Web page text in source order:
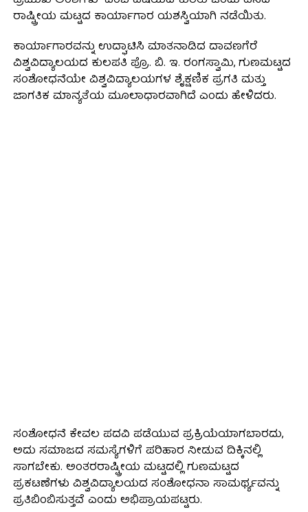
ರಾಷ್ಟ್ರೀಯ ಮಟ್ಟದ ಕಾರ್ಯಾಗಾರ ಯಶಸ್ವಿಯಾಗಿ ನಡೆಯಿತು.
ಕಾರ್ಯಾಗಾರವನ್ನು ಉದ್ಘಾಟಿಸಿ ಮಾತನಾಡಿದ ದಾವಣಗೆರೆ
ವಿಶ್ವವಿದ್ಯಾಲಯದ ಕುಲಪತಿ ಪ್ರೊ. ಬಿ. ಇ. ರಂಗಸ್ವಾಮಿ, ಗುಣಮಟ್ಟದ
ಸಂಶೋಧನೆಯೇ ವಿಶ್ವವಿದ್ಯಾಲಯಗಳ ಶೈಕ್ಷಣಿಕ ಪ್ರಗತಿ ಮತ್ತು
ಜಾಗತಿಕ ಮಾನ್ಯತೆಯ ಮೂಲಾಧಾರವಾಗಿದೆ ಎಂದು ಹೇಳಿದರು.
ಸಂಶೋಧನೆ ಕೇವಲ ಪದವಿ ಪಡೆಯುವ ಪ್ರಕ್ರಿಯೆಯಾಗಬಾರದು,
ಅದು ಸಮಾಜದ ಸಮಸ್ಯೆಗಳಿಗೆ ಪರಿಹಾರ ನೀಡುವ ದಿಕ್ಕಿನಲ್ಲಿ
ಸಾಗಬೇಕು. ಅಂತರರಾಷ್ಟ್ರೀಯ ಮಟ್ಟದಲ್ಲಿ ಗುಣಮಟ್ಟದ
ಪ್ರಕಟಣೆಗಳು ವಿಶ್ವವಿದ್ಯಾಲಯದ ಸಂಶೋಧನಾ ಸಾಮರ್ಥ್ಯವನ್ನು
ಪ್ರತಿಬಿಂಬಿಸುತ್ತವೆ ಎಂದು ಅಭಿಪ್ರಾಯಪಟ್ಟರು.